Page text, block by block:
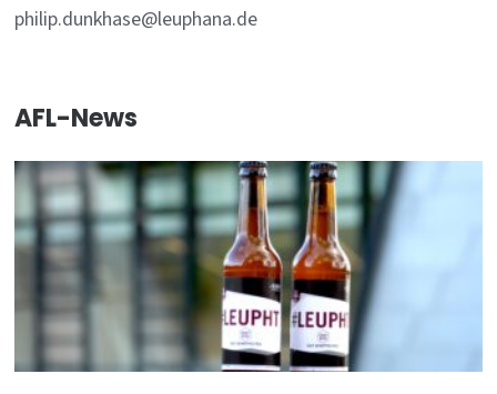
philip.dunkhase@leuphana.de
AFL-News